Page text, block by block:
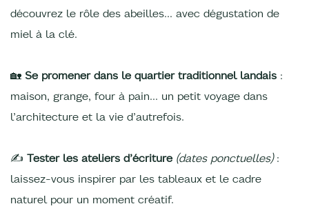
découvrez le rôle des abeilles… avec dégustation de
miel à la clé.
🏡 Se promener dans le quartier traditionnel landais :
maison, grange, four à pain… un petit voyage dans
l’architecture et la vie d’autrefois.
✍️ Tester les ateliers d’écriture (dates ponctuelles) :
laissez-vous inspirer par les tableaux et le cadre
naturel pour un moment créatif.